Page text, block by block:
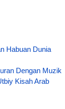
Habuan Dunia
Dengan Muzik
Kisah Arab